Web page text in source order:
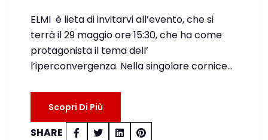
ELMI è lieta di invitarvi all’evento, che si
terrà il 29 maggio ore 15:30, che ha come
protagonista il tema dell’
l’iperconvergenza. Nella singolare cornice…
Scopri Di Più
SHARE